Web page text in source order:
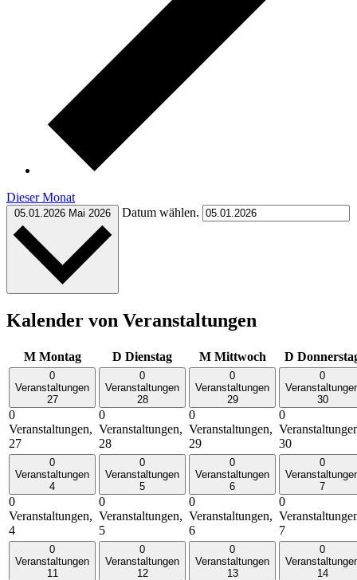
Dieser Monat
05.01.2026 Mai 2026 Datum wählen.
Kalender von Veranstaltungen
M Montag D Dienstag M Mittwoch D
0
Veranstaltungen
27
0
Veranstaltungen,
27
0
Veranstaltungen
28
0
Veranstaltungen,
28
0
Veranstaltungen
29
0
Veranstaltungen,
29
0
30
0
30
0
Veranstaltungen
4
0
Veranstaltungen,
4
0
Veranstaltungen
5
0
Veranstaltungen,
5
0
Veranstaltungen
6
0
Veranstaltungen,
6
0
7
0
7
0
Veranstaltungen
11
0
Veranstaltungen
12
0
Veranstaltungen
13
0
14